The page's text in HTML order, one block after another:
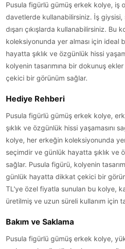
Pusula figürlü gümüş erkek kolye, iş
davetlerde kullanabilirsiniz. İş
dışarı çıkışlarda kullanabilirsiniz. Bu
koleksiyonunda yer alması için ideal
hayatta şıklık ve özgünlük hissi
kolyenin tasarımına bir dokunuş
çekici bir görünüm sağlar.
Hediye Rehberi
Pusula figürlü gümüş erkek kolye,
şıklık ve özgünlük hissi yaşamasını
kolye, her erkeğin koleksiyonunda
seçimdir ve günlük hayatta şıklık ve
sağlar. Pusula figürü, kolyenin
günlük hayatta dikkat çekici bir
TL'ye özel fiyatla sunulan bu kolye,
üretilmiş ve uzun süreli kullanım için
Bakım ve Saklama
Pusula figürlü gümüş erkek kolye,